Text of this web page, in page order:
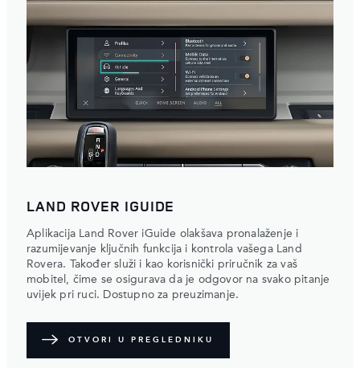
LAND ROVER IGUIDE
Aplikacija Land Rover iGuide olakšava pronalaženje i
razumijevanje ključnih funkcija i kontrola vašega Land
Rovera. Također služi i kao korisnički priručnik za vaš
mobitel, čime se osigurava da je odgovor na svako pitanje
uvijek pri ruci. Dostupno za preuzimanje.
OTVORI U PREGLEDNIKU